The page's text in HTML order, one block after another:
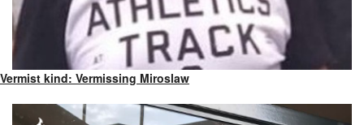
Vermist kind: Vermissing Miroslaw